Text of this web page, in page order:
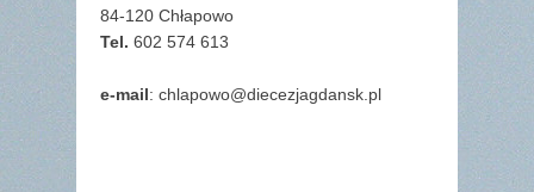
84-120 Chłapowo
Tel. 602 574 613
e-mail: chlapowo@diecezjagdansk.pl